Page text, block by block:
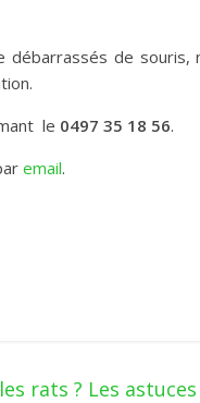
débarrassés de souris,
le 0497 35 18 56.
email.
rats ? Les